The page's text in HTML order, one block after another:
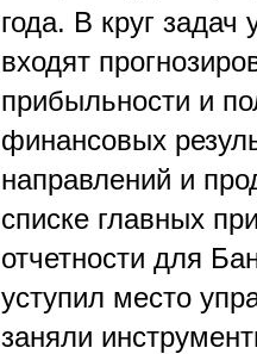
года. В круг задач
входят
прибыльности и
финансовых
направлений и
списке главных
отчетности для
уступил место
заняли